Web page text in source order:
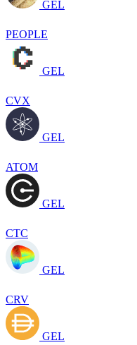
GEL
PEOPLE
GEL
CVX
GEL
ATOM
GEL
CTC
GEL
CRV
GEL